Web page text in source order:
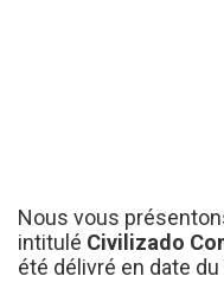
Nous vous
intitulé Civilizado
été délivré en date du